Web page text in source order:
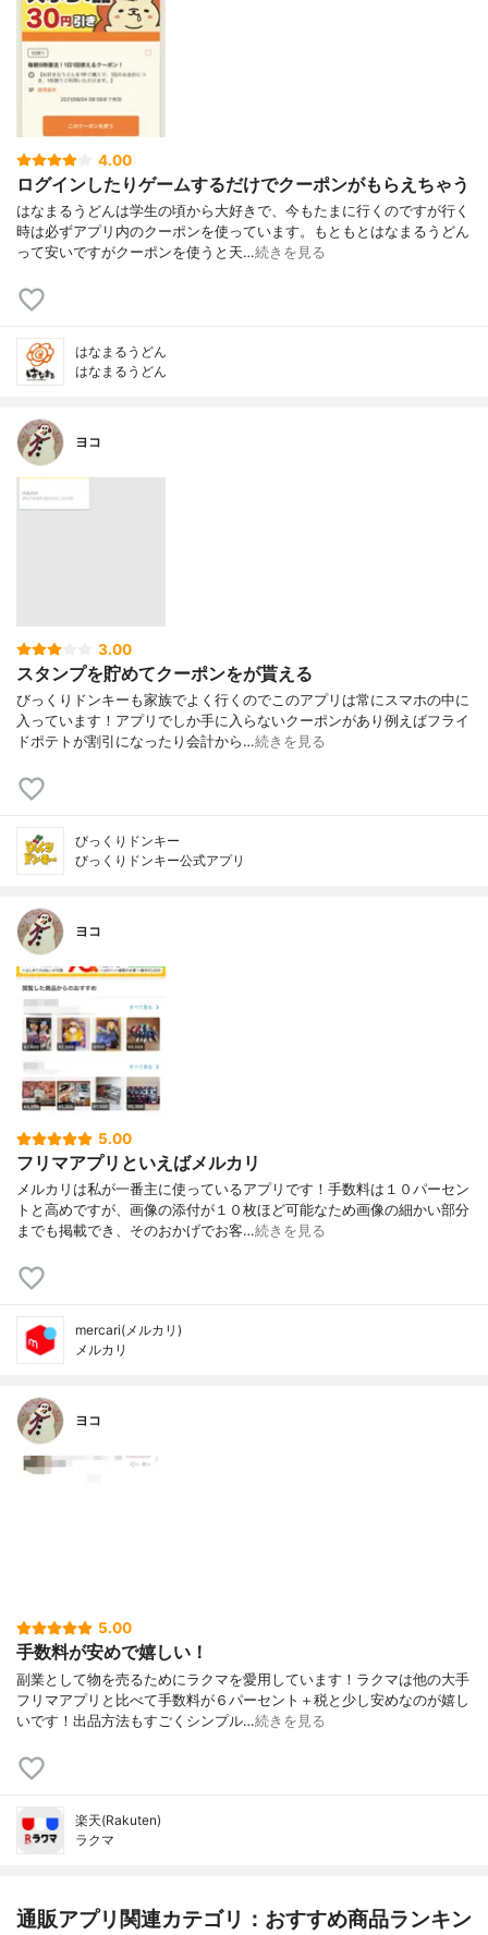
4.00
ログインしたりゲームするだけでクーポンがもらえちゃう
はなまるうどんは学生の頃から大好きで、今もたまに行くのですが行く
時は必ずアプリ内のクーポンを使っています。もともとはなまるうどん
って安いですがクーポンを使うと天…続きを見る
はなまるうどん
はなまるうどん
ヨコ
3.00
スタンプを貯めてクーポンをが貰える
びっくりドンキーも家族でよく行くのでこのアプリは常にスマホの中に
入っています！アプリでしか手に入らないクーポンがあり例えばフライ
ドポテトが割引になったり会計から…続きを見る
びっくりドンキー
びっくりドンキー公式アプリ
ヨコ
5.00
フリマアプリといえばメルカリ
メルカリは私が一番主に使っているアプリです！手数料は１０パーセン
トと高めですが、画像の添付が１０枚ほど可能なため画像の細かい部分
までも掲載でき、そのおかげでお客…続きを見る
mercari(メルカリ)
メルカリ
ヨコ
5.00
手数料が安めで嬉しい！
副業として物を売るためにラクマを愛用しています！ラクマは他の大手
フリマアプリと比べて手数料が６パーセント＋税と少し安めなのが嬉し
いです！出品方法もすごくシンプル…続きを見る
楽天(Rakuten)
ラクマ
通販アプリ関連カテゴリ：おすすめ商品ランキン